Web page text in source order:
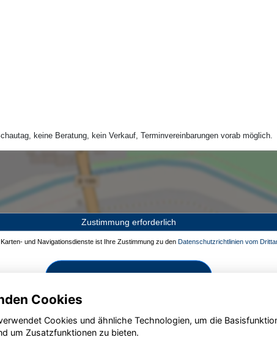
keine Beratung, kein Verkauf, Terminvereinbarungen vorab möglich.
Zustimmung erforderlich
und Navigationsdienste ist Ihre Zustimmung zu den Datenschutzrichtlinien vom
Cookies
Cookies und ähnliche Technologien, um die
um Zusatzfunktionen zu bieten.